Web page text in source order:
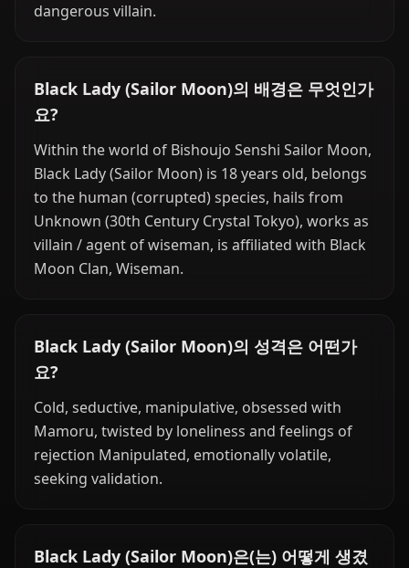
dangerous villain.
Black Lady (Sailor Moon)의 배경은 무엇인가
요?
Within the world of Bishoujo Senshi Sailor Moon,
Black Lady (Sailor Moon) is 18 years old, belongs
to the human (corrupted) species, hails from
Unknown (30th Century Crystal Tokyo), works as
villain / agent of wiseman, is affiliated with Black
Moon Clan, Wiseman.
Black Lady (Sailor Moon)의 성격은 어떤가
요?
Cold, seductive, manipulative, obsessed with
Mamoru, twisted by loneliness and feelings of
rejection Manipulated, emotionally volatile,
seeking validation.
Black Lady (Sailor Moon)은(는) 어떻게 생겼